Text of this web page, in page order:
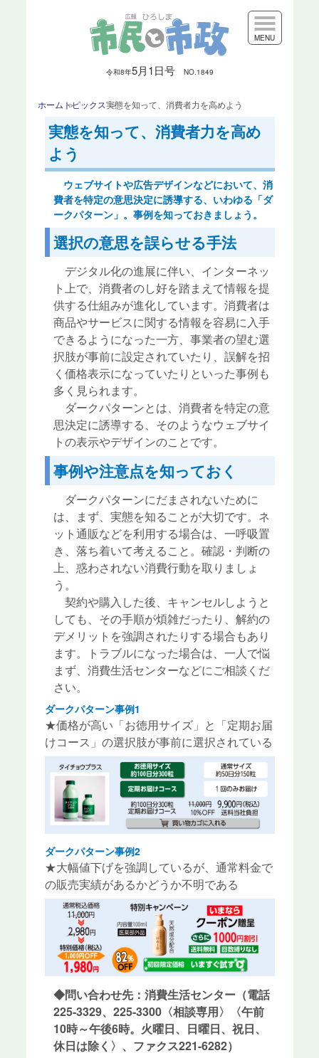
令和8年5月1日号 NO.1849
MENU
ホーム トピックス実態を知って、消費者力を高めよう
実態を知って、消費者力を高め
よう
ウェブサイトや広告デザインなどにおいて、消
費者を特定の意思決定に誘導する、いわゆる「ダ
ークパターン」。事例を知っておきましょう。
選択の意思を誤らせる手法
デジタル化の進展に伴い、インターネッ
ト上で、消費者のし好を踏まえて情報を提
供する仕組みが進化しています。消費者は
商品やサービスに関する情報を容易に入手
できるようになった一方、事業者の望む選
択肢が事前に設定されていたり、誤解を招
く価格表示になっていたりといった事例も
多く見られます。
ダークパターンとは、消費者を特定の意
思決定に誘導する、そのようなウェブサイ
トの表示やデザインのことです。
事例や注意点を知っておく
ダークパターンにだまされないために
は、まず、実態を知ることが大切です。ネ
ット通販などを利用する場合は、一呼吸置
き、落ち着いて考えること。確認・判断の
上、惑わされない消費行動を取りましょ
う。
契約や購入した後、キャンセルしようと
しても、その手順が煩雑だったり、解約の
デメリットを強調されたりする場合もあり
ます。トラブルになった場合は、一人で悩
まず、消費生活センターなどにご相談くだ
さい。
ダークパターン事例1
★価格が高い「お徳用サイズ」と「定期お届
けコース」の選択肢が事前に選択されている
ダークパターン事例2
★大幅値下げを強調しているが、通常料金で
の販売実績があるかどうか不明である
◆問い合わせ先：消費生活センター（電話
225-3329、225-3300〈相談専用〉〈午前
10時～午後6時。火曜日、日曜日、祝日、
休日は除く〉、ファクス221-6282）